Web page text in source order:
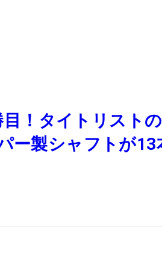
！タイトリスト
製シャフトが13